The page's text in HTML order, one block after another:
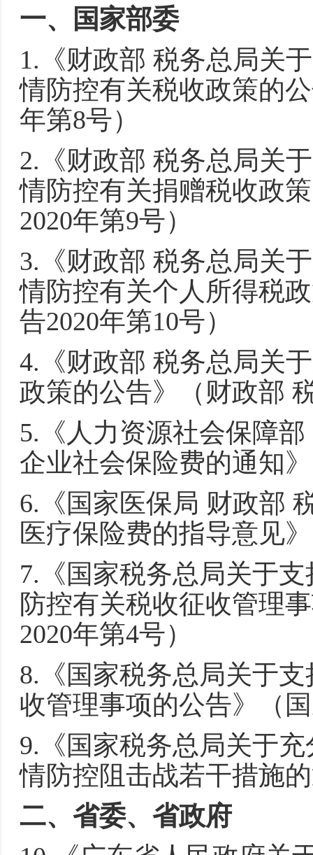
一、国家部委
1.《财政部 税务总局关
情防控有关税收政策的
年第8号）
2.《财政部 税务总局关
情防控有关捐赠税收政
2020年第9号）
3.《财政部 税务总局关
情防控有关个人所得税
告2020年第10号）
4.《财政部 税务总局关
政策的公告》（财政部
5.《人力资源社会保障
企业社会保险费的通知
6.《国家医保局 财政部
医疗保险费的指导意见
7.《国家税务总局关于
防控有关税收征收管理
2020年第4号）
8.《国家税务总局关于
收管理事项的公告》（
9.《国家税务总局关于
情防控阻击战若干措施
二、省委、省政府